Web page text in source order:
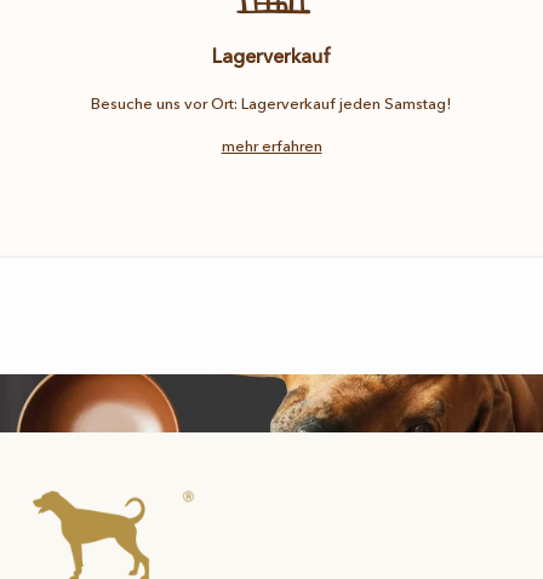
Lagerverkauf
Besuche uns vor Ort: Lagerverkauf jeden Samstag!
mehr erfahren